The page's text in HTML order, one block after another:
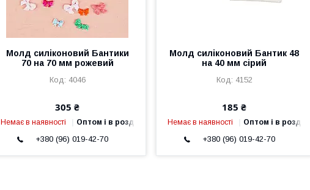
Молд силіконовий Бантики
70 на 70 мм рожевий
4046
305 ₴
Немає в наявності Оптом і в роздріб
+380 (96) 019-42-70
Молд силіконовий Бантик 48
на 40 мм сірий
4152
185 ₴
Немає в наявності Оптом і в роздріб
+380 (96) 019-42-70